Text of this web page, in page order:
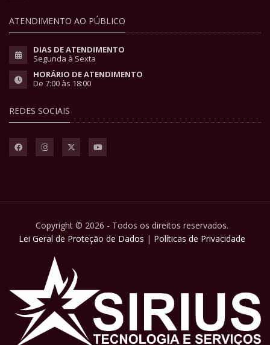
ATENDIMENTO AO PÚBLICO
DIAS DE ATENDIMENTO
Segunda à Sexta
HORÁRIO DE ATENDIMENTO
De 7:00 às 18:00
REDES SOCIAIS
Copyright © 2026 - Todos os direitos reservados.
Lei Geral de Proteção de Dados | Políticas de Privacidade